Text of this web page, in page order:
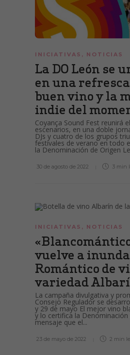
INICIATIVAS , NOTICIAS
La DO León se
en una
buen vino y la
indie del
Coyança Sound Fest reunirá
escenarios, en una doble
DJs y cuatro de los grupos
festivales de verano en todo
la Denominación de Origen
30 de agosto de 2022 3 min
INICIATIVAS , NOTICIAS
vuelve a
Romántico de
variedad
La campaña divulgativa y
Consejo Regulador se
y 29 de mayo El mejor vino
y lo certifica la Denominación
mensaje que el...
23 de mayo de 2022 2 min